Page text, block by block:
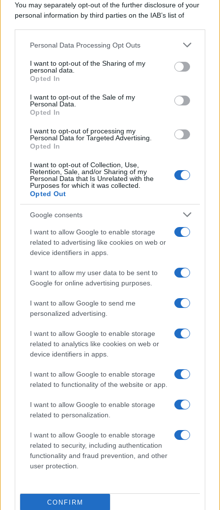
You may separately opt-out of the further disclosure of your
personal information by third parties on the IAB’s list of
This information may also be disclosed by us to third parties
disclose it to other third parties.
Please note that this website/app uses one or more Google
services and may gather and store information including but
not limited to your visit or usage behaviour. You may click to
grant or deny consent to Google and its third-party tags to
consent section.
Personal Data Processing Opt Outs
I want to opt-out of the Sharing of my
personal data.
Opted In
I want to opt-out of the Sale of my
Personal Data.
Opted In
I want to opt-out of processing my
Personal Data for Targeted Advertising.
Opted In
I want to opt-out of Collection, Use,
Retention, Sale, and/or Sharing of my
Personal Data that Is Unrelated with the
Purposes for which it was collected.
Opted Out
Google consents
I want to allow Google to enable storage
related to advertising like cookies on web or
device identifiers in apps.
I want to allow my user data to be sent to
Google for online advertising purposes.
I want to allow Google to send me
personalized advertising.
I want to allow Google to enable storage
related to analytics like cookies on web or
device identifiers in apps.
I want to allow Google to enable storage
related to functionality of the website or app.
I want to allow Google to enable storage
related to personalization.
I want to allow Google to enable storage
related to security, including authentication
functionality and fraud prevention, and other
user protection.
CONFIRM
Francia
InvestirMag
Investieren24
UK
News Hub UK
Lgbtq News
Olanda
Investeren 24
NL Newz